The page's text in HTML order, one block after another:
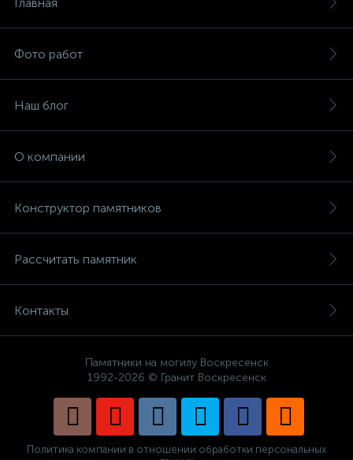
Фото работ
Наш блог
О компании
Конструктор памятников
Рассчитать памятник
Контакты
Памятники на могилу Воскресенск
1992-2026 © Гранит Воскресенск
Политика компании в отношении обработки персональных